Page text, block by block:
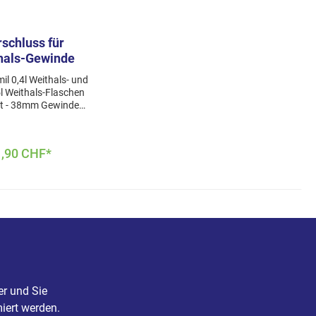
für
Gewinde
0,4l Weithals- und
Weithals-Flaschen
- 38mm Gewinde
(PP) -
sind Hygiene und
CHF*
und Sie
werden.